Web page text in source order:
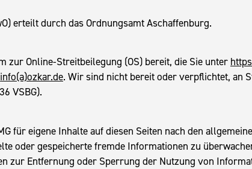
erteilt durch das Ordnungsamt Aschaffenburg.
zur Online-Streitbeilegung (OS) bereit, die Sie unter
info(a)ozkar.de. Wir sind nicht bereit oder verpflichtet, an
VSBG).
für eigene Inhalte auf diesen Seiten nach den
oder gespeicherte fremde Informationen zu
zur Entfernung oder Sperrung der Nutzung von